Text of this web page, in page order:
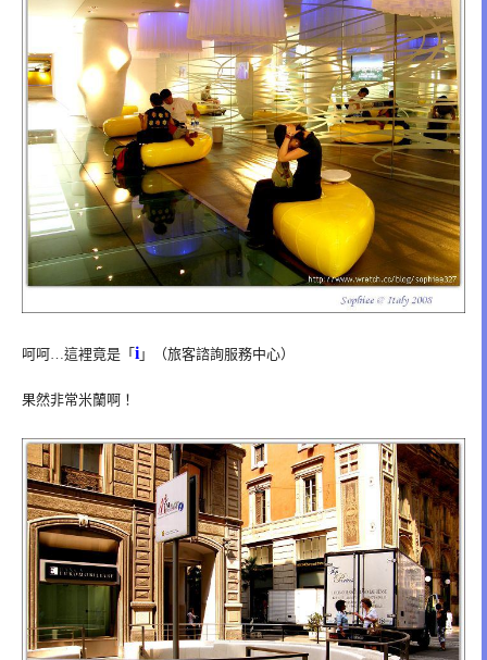
呵呵…這裡竟是「 i」（旅客諮詢服務中心）
果然非常米蘭啊！